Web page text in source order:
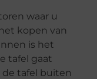
waar u
kopen van
is het
tafel gaat
de tafel buiten